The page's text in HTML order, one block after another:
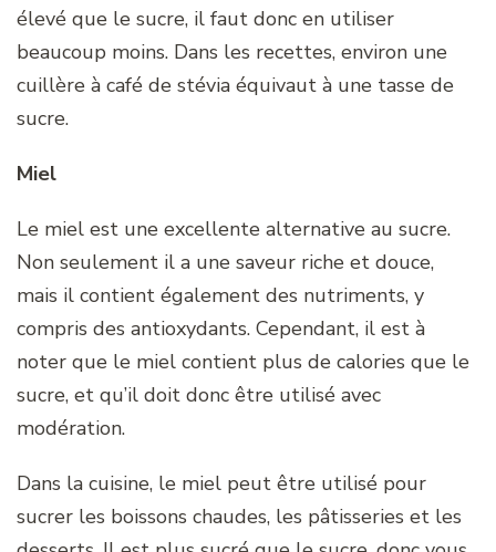
élevé que le sucre, il faut donc en utiliser
beaucoup moins. Dans les recettes, environ une
cuillère à café de stévia équivaut à une tasse de
sucre.
Miel
Le miel est une excellente alternative au sucre.
Non seulement il a une saveur riche et douce,
mais il contient également des nutriments, y
compris des antioxydants. Cependant, il est à
noter que le miel contient plus de calories que le
sucre, et qu’il doit donc être utilisé avec
modération.
Dans la cuisine, le miel peut être utilisé pour
sucrer les boissons chaudes, les pâtisseries et les